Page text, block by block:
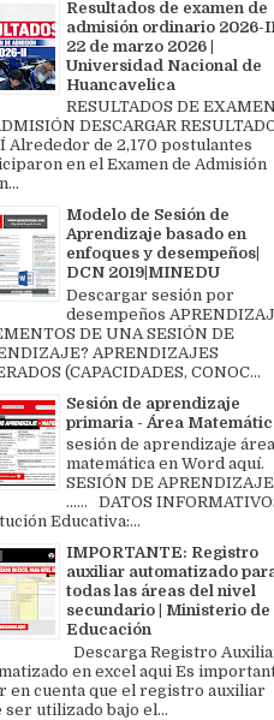
Resultados de examen de
admisión ordinario 2026-
22 de marzo 2026 |
Universidad Nacional de
Huancavelica
RESULTADOS DE EXAMEN
DESCARGAR
Alrededor de 2,170 postulantes
en el Examen de Admisión
Modelo de Sesión de
Aprendizaje basado en
enfoques y desempeños|
DCN 2019|MINEDU
Descargar sesión por
desempeños
DE UNA SESIÓN DE
APRENDIZAJES
(CAPACIDADES, CONOC...
Sesión de aprendizaje
primaria - Área
sesión de aprendizaje
matemática en Word aquí.
SESIÓN DE APRENDIZAJE
...... DATOS
Educativa:...
IMPORTANTE: Registro
auxiliar automatizado
todas las áreas del nivel
secundario | Ministerio de
Educación
Descarga Registro
en excel aqui Es
en cuenta que el registro auxiliar
ser utilizado bajo el...